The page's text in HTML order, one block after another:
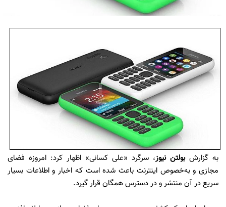
به گزارشبولتن نیوز، سرگرد «علی کسانی» اظهار کرد: امروزه فضای
مجازی و به‌خصوص اینترنت باعث شده است که اخبار و اطلاعات بسیار
سریع در آن منتشر و در دسترس همگان قرار گیرد.